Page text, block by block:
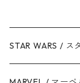
STAR WARS / ス